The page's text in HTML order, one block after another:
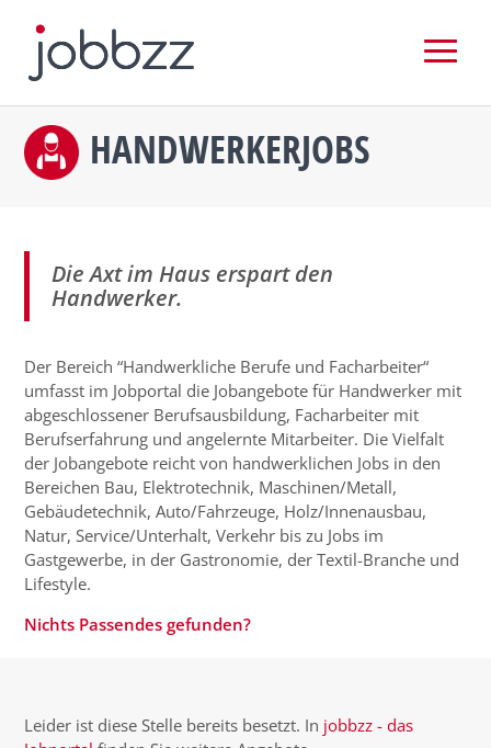
HANDWERKERJOBS
Die Axt im Haus erspart den
Handwerker.
Der Bereich “Handwerkliche Berufe und Facharbeiter“
umfasst im Jobportal die Jobangebote für Handwerker mit
abgeschlossener Berufsausbildung, Facharbeiter mit
Berufserfahrung und angelernte Mitarbeiter. Die Vielfalt
der Jobangebote reicht von handwerklichen Jobs in den
Bereichen Bau, Elektrotechnik, Maschinen/Metall,
Gebäudetechnik, Auto/Fahrzeuge, Holz/Innenausbau,
Natur, Service/Unterhalt, Verkehr bis zu Jobs im
Gastgewerbe, in der Gastronomie, der Textil-Branche und
Lifestyle.
Nichts Passendes gefunden?
Leider ist diese Stelle bereits besetzt. In jobbzz - das